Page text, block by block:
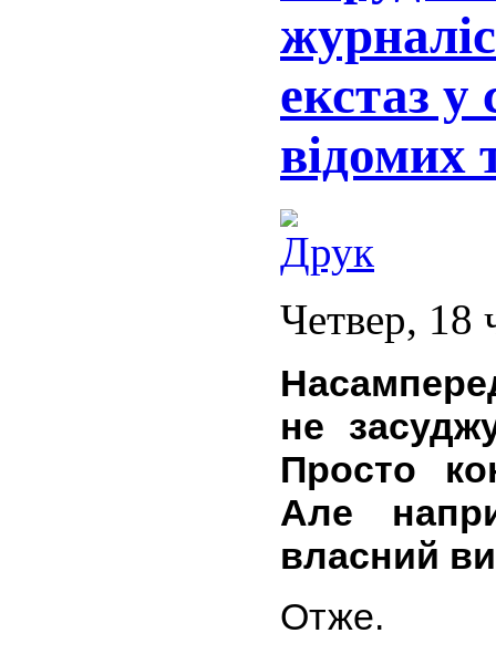
екстаз у
відомих
Четвер, 18
не
Просто
Але
власний
Отже.